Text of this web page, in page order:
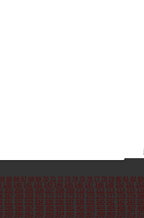
64 65 66 67 68 69 70 71 72 73 74 75 76 77 78 79 80 81 82 83
139 140 141 142 143 144 145 146 147 148 149 150 151 152
203 204 205 206 207 208 209 210 211 212 213 214 215
267 268 269 270 271 272 273 274 275 276 277 278 279
331 332 333 334 335 336 337 338 339 340 341 342 343
395 396 397 398 399 400 401 402 403 404 405 406 407
459 460 461 462 463 464 465 466 467 468 469 470 471